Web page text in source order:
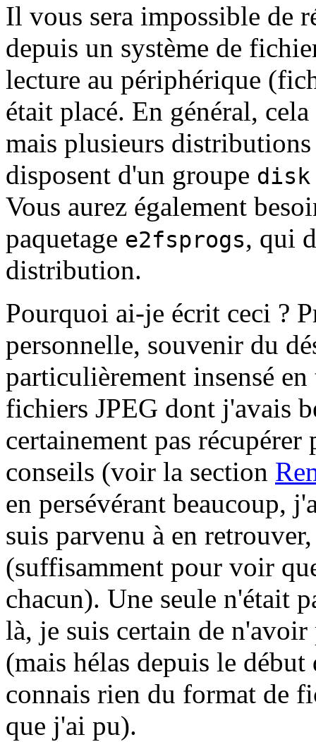
Il vous sera impossible de
depuis un système de
lecture au périphérique
était placé. En général,
mais plusieurs
disposent d'un groupe disk
Vous aurez également
paquetage e2fsprogs, qui
distribution.
Pourquoi ai-je écrit ceci ?
personnelle, souvenir du
particulièrement insensé
fichiers JPEG dont j'avais
certainement pas
conseils (voir la section
en persévérant beaucoup,
suis parvenu à en
(suffisamment pour voir
chacun). Une seule n'était
là, je suis certain de
(mais hélas depuis le
connais rien du format de
que j'ai pu).